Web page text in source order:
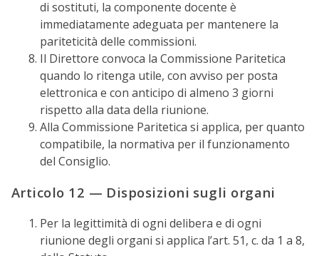
di sostituti, la componente docente è
immediatamente adeguata per mantenere la
pariteticità delle commissioni.
Il Direttore convoca la Commissione Paritetica
quando lo ritenga utile, con avviso per posta
elettronica e con anticipo di almeno 3 giorni
rispetto alla data della riunione.
Alla Commissione Paritetica si applica, per quanto
compatibile, la normativa per il funzionamento
del Consiglio.
Articolo 12 — Disposizioni sugli organi
Per la legittimità di ogni delibera e di ogni
riunione degli organi si applica l’art. 51, c. da 1 a 8,